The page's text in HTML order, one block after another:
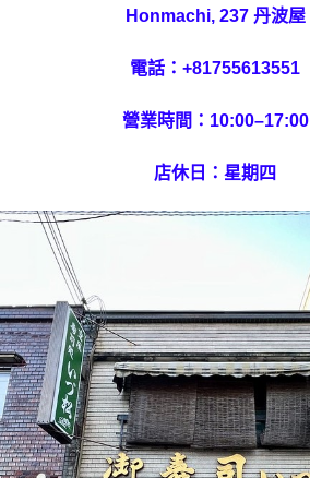
Honmachi, 237 丹波屋
電話：+81755613551
營業時間：10:00–17:00
店休日：星期四